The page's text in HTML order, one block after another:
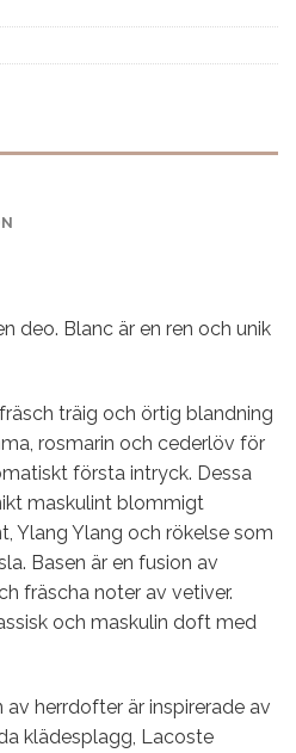
deo. Blanc är en ren och unik
träig och örtig blandning
rosmarin och cederlöv för
första intryck. Dessa
maskulint blommigt
Ylang Ylang och rökelse som
Basen är en fusion av
fräscha noter av vetiver.
och maskulin doft med
av herrdofter är inspirerade av
klädesplagg, Lacoste